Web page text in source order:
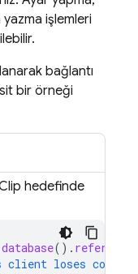
işlemleri
bağlantı
bir örneği
hedefinde
database() . reference
client loses